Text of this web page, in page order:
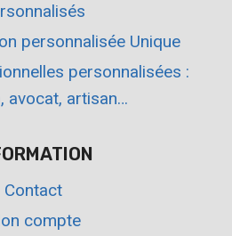
personnalisée Unique
personnalisées :
avocat, artisan…
Contact
compte